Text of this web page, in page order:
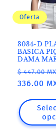
Oferta
3034-D
BASICA
DAMA
Precio
habitual
$ 447.00
336.00